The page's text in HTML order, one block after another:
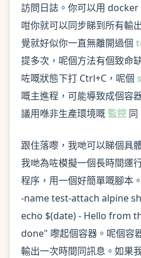
訪問日誌。你可以用
咁你就可以同步睇到所有輸
覺就好似你一直無離開過個
提多次，呢個方法有個致命
咗嘅狀態下打 Ctrl+C，呢個
嘅主進程，可能導致成個容
議用喺非生產環境嘅 監控 同
跟住落嚟，我哋可以睇個具
我哋為咗模擬一個長時間運
程序，用一個好簡單嘅腳本
-name test-attach alpine
echo $(date) - Hello from
done" 嚟起個容器。呢個容
輸出一次時間同訊息。如果